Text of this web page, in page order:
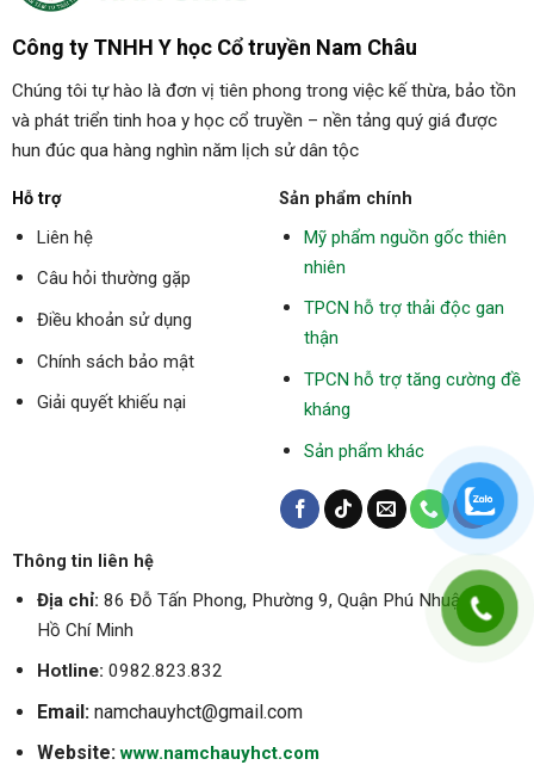
Công ty TNHH Y học Cổ truyền Nam Châu
Chúng tôi tự hào là đơn vị tiên phong trong việc kế thừa, bảo tồn
và phát triển tinh hoa y học cổ truyền – nền tảng quý giá được
hun đúc qua hàng nghìn năm lịch sử dân tộc
Hỗ trợ
Liên hệ
Câu hỏi thường gặp
Điều khoản sử dụng
Chính sách bảo mật
Giải quyết khiếu nại
Sản phẩm chính
Mỹ phẩm nguồn gốc thiên
nhiên
TPCN hỗ trợ thải độc gan
thận
TPCN hỗ trợ tăng cường đề
kháng
Sản phẩm khác
Thông tin liên hệ
Địa chỉ: 86 Đỗ Tấn Phong, Phường 9, Quận Phú Nhuận, TP.
Hồ Chí Minh
Hotline: 0982.823.832
Email:namchauyhct@gmail.com
Website:www.namchauyhct.com